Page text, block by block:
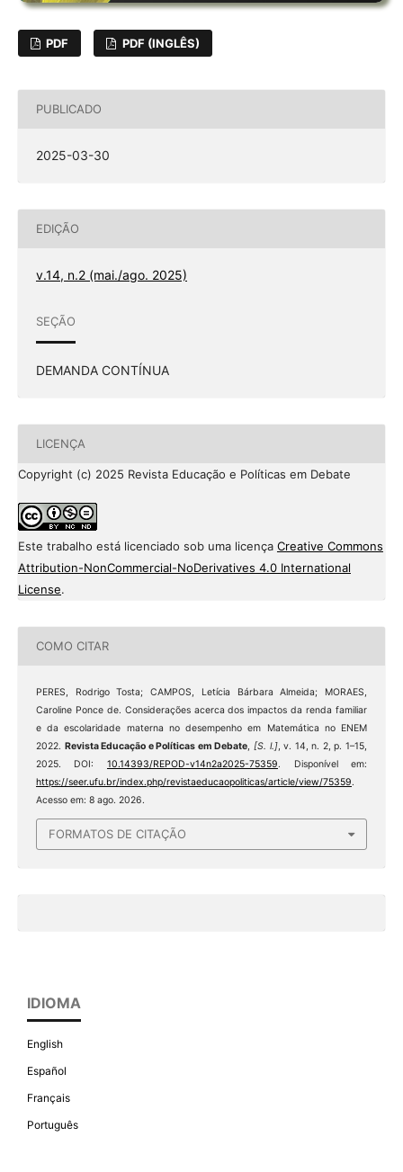
PDF PDF (INGLÊS)
PUBLICADO
2025-03-30
EDIÇÃO
v.14, n.2 (mai./ago. 2025)
SEÇÃO
DEMANDA CONTÍNUA
LICENÇA
Copyright (c) 2025 Revista Educação e Políticas em Debate
Este trabalho está licenciado sob uma licença Creative Commons
Attribution-NonCommercial-NoDerivatives 4.0 International
License.
COMO CITAR
PERES, Rodrigo Tosta; CAMPOS, Letícia Bárbara Almeida; MORAES,
Caroline Ponce de. Considerações acerca dos impactos da renda familiar
e da escolaridade materna no desempenho em Matemática no ENEM
2022. Revista Educação e Políticas em Debate,[S. l.], v. 14, n. 2, p. 1–15,
2025. DOI: 10.14393/REPOD-v14n2a2025-75359. Disponível em:
https://seer.ufu.br/index.php/revistaeducaopoliticas/article/view/75359.
Acesso em: 8 ago. 2026.
FORMATOS DE CITAÇÃO
IDIOMA
English
Español
Français
Português